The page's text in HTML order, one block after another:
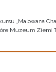
„Malowana
Muzeum Ziemi